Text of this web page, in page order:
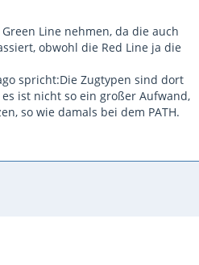
Line nehmen, da die auch
obwohl die Red Line ja die
spricht:Die Zugtypen sind dort
ist nicht so ein großer Aufwand,
so wie damals bei dem PATH.